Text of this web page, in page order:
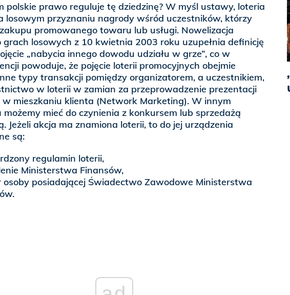
polskie prawo reguluje tę dziedzinę? W myśl ustawy, loteria
losowym przyznaniu nagrody wśród uczestników, którzy
promowanego towaru lub usługi. Nowelizacja
losowych z 10 kwietnia 2003 roku uzupełnia definicję
„nabycia innego dowodu udziału w grze”, co w
powoduje, że pojęcie loterii promocyjnych obejmie
typy transakcji pomiędzy organizatorem, a uczestnikiem,
w loterii w zamian za przeprowadzenie prezentacji
mieszkaniu klienta (Network Marketing). W innym
mieć do czynienia z konkursem lub sprzedażą
Jeżeli akcja ma znamiona loterii, to do jej urządzenia
są:
regulamin loterii,
Ministerstwa Finansów,
osoby posiadającej Świadectwo Zawodowe Ministerstwa